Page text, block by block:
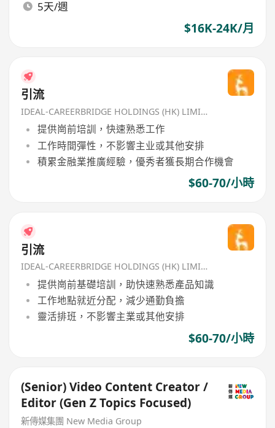
5天/週
$16K-24K/月
引流
IDEAL-CAREERBRIDGE HOLDINGS (HK) LIMITED
提供崗前培訓，快速熟悉工作
工作時間彈性，不影響主业或其他安排
積累金融業推廣經驗，優秀者獲長期合作機會
$60-70/小時
引流
IDEAL-CAREERBRIDGE HOLDINGS (HK) LIMITED
提供崗前基礎培訓，助快速熟悉產品知識
工作地點就近分配，減少通勤負擔
靈活排班，不影響主業或其他安排
$60-70/小時
(Senior) Video Content Creator /
Editor (Gen Z Topics Focused)
新傳媒集團 New Media Group